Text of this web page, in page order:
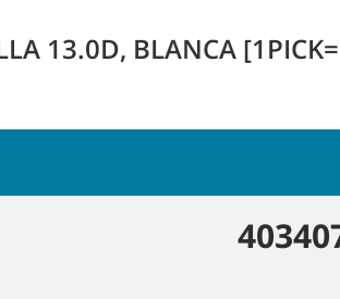
13.0D, BLANCA